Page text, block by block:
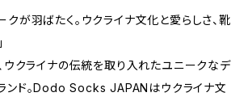
クが羽ばたく。ウクライナ文化と愛らしさ、靴
ウクライナの伝統を取り入れたユニークなデ
ンド。Dodo Socks JAPANはウクライナ文